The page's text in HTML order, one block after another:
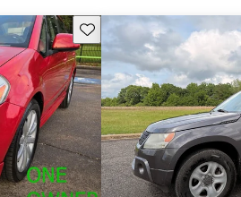
Guarda este Aviso